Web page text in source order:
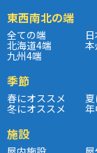
東西南北の端
全ての端
北海道4端
九州4端
季節
春にオススメ
冬にオススメ
施設